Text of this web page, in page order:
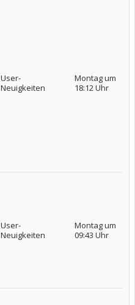
User-
Neuigkeiten
Montag um
18:12 Uhr
User-
Neuigkeiten
Montag um
09:43 Uhr